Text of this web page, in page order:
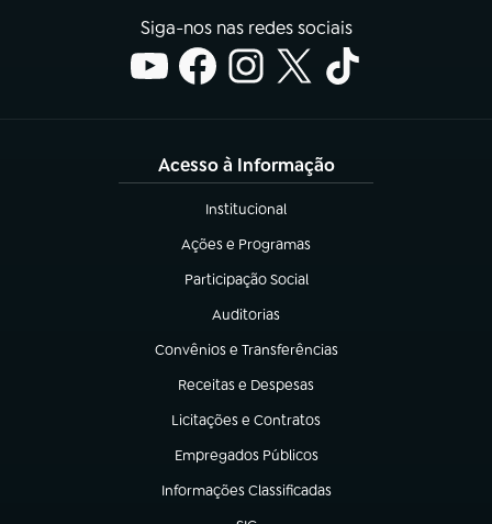
Siga-nos nas redes sociais
Acesso à Informação
Institucional
(abre em nova aba)
Ações e Programas
(abre em nova aba)
Participação Social
(abre em nova aba)
Auditorias
(abre em nova aba)
Convênios e Transferências
(abre em nova aba)
Receitas e Despesas
(abre em nova aba)
Licitações e Contratos
(abre em nova aba)
Empregados Públicos
(abre em nova aba)
Informações Classificadas
(abre em nova aba)